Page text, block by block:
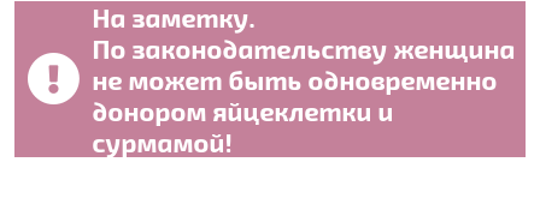
На заметку.
По законодательству женщина
не может быть одновременно
донором яйцеклетки и
сурмамой!